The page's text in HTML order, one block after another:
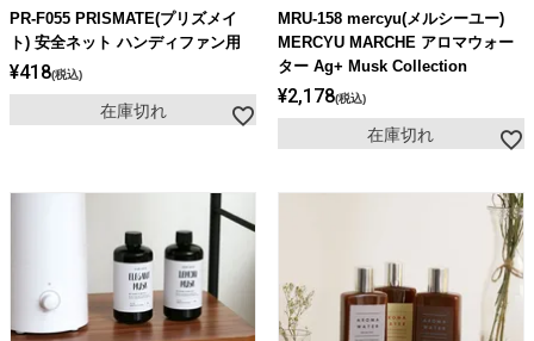
PR-F055 PRISMATE(プリズメイ
ト) 安全ネット ハンディファン用
¥418 税込
在庫切れ
MRU-158 mercyu(メルシーユー)
MERCYU MARCHE アロマウォー
ター Ag+ Musk Collection
¥2,178 税込
在庫切れ